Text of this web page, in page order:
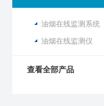
油烟在线监测系统
油烟在线监测仪
查看全部产品